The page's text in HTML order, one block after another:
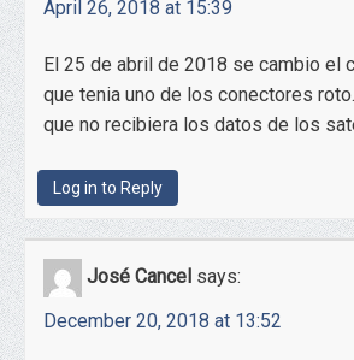
April 26, 2018 at 15:39
El 25 de abril de 2018 se cambio el
que tenia uno de los conectores
que no recibiera los datos de los
Log in to Reply
José Cancel says:
December 20, 2018 at 13:52